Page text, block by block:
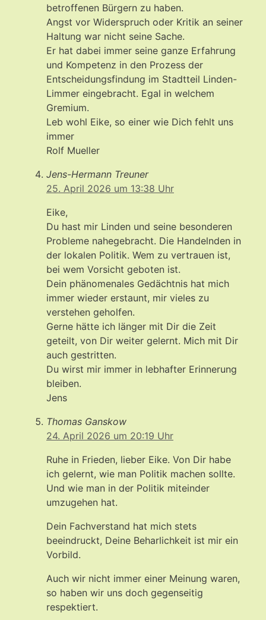
betroffenen Bürgern zu haben.
Angst vor Widerspruch oder Kritik an seiner
Haltung war nicht seine Sache.
Er hat dabei immer seine ganze Erfahrung
und Kompetenz in den Prozess der
Entscheidungsfindung im Stadtteil Linden-
Limmer eingebracht. Egal in welchem
Gremium.
Leb wohl Eike, so einer wie Dich fehlt uns
immer
Rolf Mueller
Jens-Hermann Treuner
25. April 2026 um 13:38 Uhr
Eike,
Du hast mir Linden und seine besonderen
Probleme nahegebracht. Die Handelnden in
der lokalen Politik. Wem zu vertrauen ist,
bei wem Vorsicht geboten ist.
Dein phänomenales Gedächtnis hat mich
immer wieder erstaunt, mir vieles zu
verstehen geholfen.
Gerne hätte ich länger mit Dir die Zeit
geteilt, von Dir weiter gelernt. Mich mit Dir
auch gestritten.
Du wirst mir immer in lebhafter Erinnerung
bleiben.
Jens
Thomas Ganskow
24. April 2026 um 20:19 Uhr
Ruhe in Frieden, lieber Eike. Von Dir habe
ich gelernt, wie man Politik machen sollte.
Und wie man in der Politik miteinder
umzugehen hat.
Dein Fachverstand hat mich stets
beeindruckt, Deine Beharlichkeit ist mir ein
Vorbild.
Auch wir nicht immer einer Meinung waren,
so haben wir uns doch gegenseitig
respektiert.